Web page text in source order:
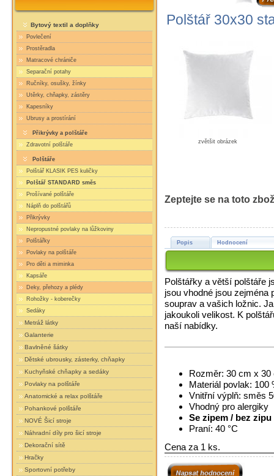
Bytový textil a doplňky
Povlečení
Prostěradla
Matracové chrániče
Separační potahy
Ručníky, osušky, žínky
Utěrky, chňapky, zástěry
Kapesníky
Ubrusy a prostírání
Přikrývky a polštáře
Zdravotní polštáře
Polštáře
Polštář KLASIK PES kuličky
Polštář STANDARD směs
Prošívané polštáře
Náplň do polštářů
Přikrývky
Nepropustné povlaky na lůžkoviny
Polštářky
Povlaky na polštáře
Pro děti a miminka
Kapsáře
Deky, přehozy a plédy
Rohožky - koberečky
Sedáky
Metráž látky
Galanterie
Bavlněné šátky
Dětské ubrousky, zásterky, chňapky
Kuchyňské chňapky a sedáky
Povlaky na polštáře
Anatomické a relax polštáře
Pohankové polštáře
NOVÉ Šicí stroje
Náhradní díly pro šicí stroje
Dekorační sítě
Hračky
Sportovní potřeby
Polštář 30x30
zvětšit obrázek
Zeptejte se na toto
Popis Hodnocení
Polštářky a větší polštáře
jsou vhodné jsou zejména
souprav a vašich ložnic.
jakoukoli velikost. K
naší nabídky.
Rozměr: 30 cm x 30
Materiál povlak: 100
Vnitřní výplň: směs
Vhodný pro alergiky
Se zipem / bez
Praní: 40 °C
Cena za 1 ks.